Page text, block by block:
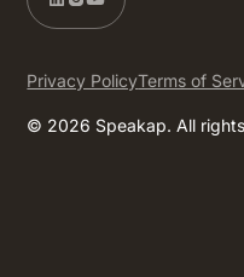
© 2026 Speakap. All
Privacy PolicyTerms of